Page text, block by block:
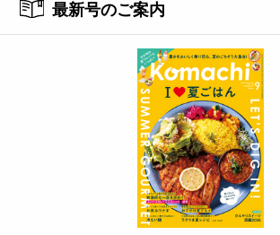
最新号のご案内